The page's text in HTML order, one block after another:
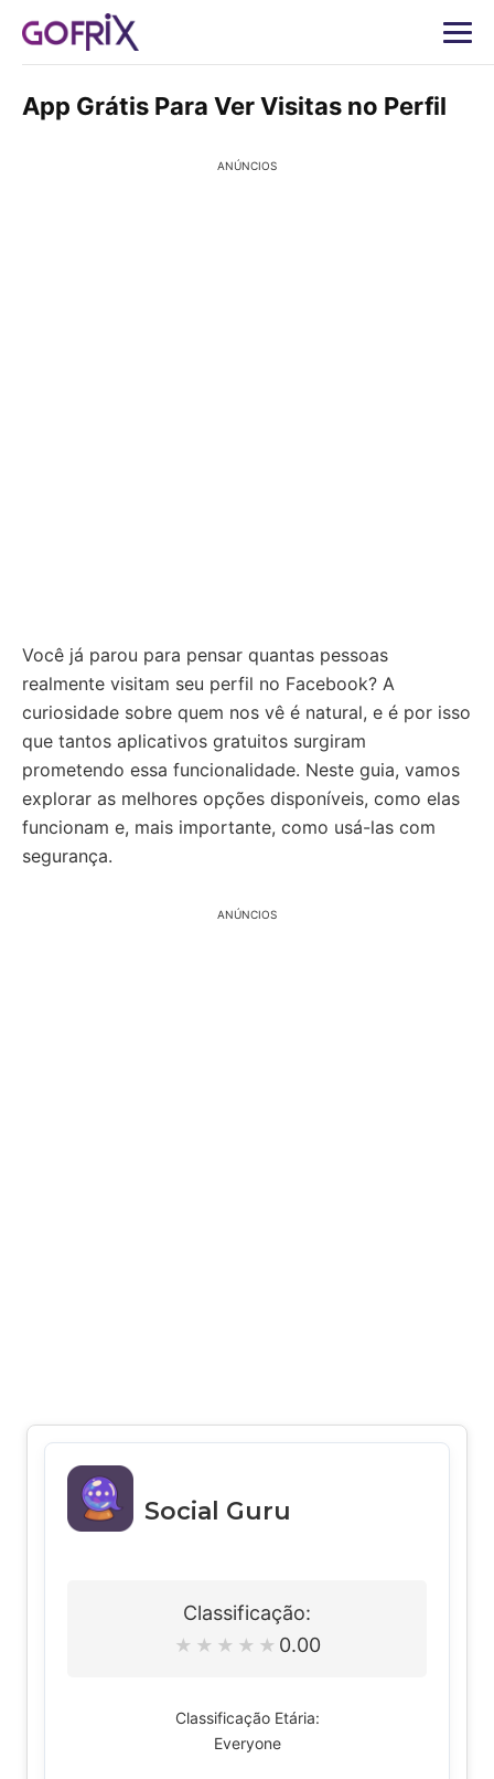
App Grátis Para Ver Visitas no Perfil
ANÚNCIOS
Você já parou para pensar quantas pessoas
realmente visitam seu perfil no Facebook? A
curiosidade sobre quem nos vê é natural, e é por isso
que tantos aplicativos gratuitos surgiram
prometendo essa funcionalidade. Neste guia, vamos
explorar as melhores opções disponíveis, como elas
funcionam e, mais importante, como usá-las com
segurança.
ANÚNCIOS
Social Guru
Classificação:
★ ★ ★ ★ ★ 0.00
Classificação Etária:
Everyone